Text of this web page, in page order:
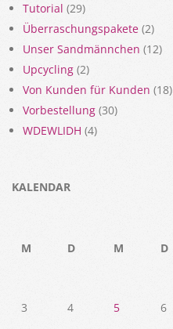
Tutorial (29)
Überraschungspakete (2)
Unser Sandmännchen (12)
Upcycling (2)
Von Kunden für Kunden (18)
Vorbestellung (30)
WDEWLIDH (4)
KALENDAR
M
D M D
3
4 5 6